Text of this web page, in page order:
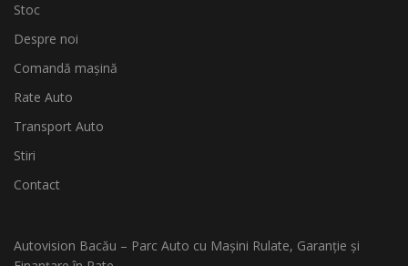
Stoc
Despre noi
Comandă mașină
Rate Auto
Transport Auto
Stiri
Contact
Autovision Bacău – Parc Auto cu Mașini Rulate, Garanție și